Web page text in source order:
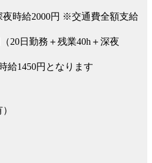
夜時給2000円 ※交通費全額支給
20日勤務＋残業40h＋深夜
給1450円となります